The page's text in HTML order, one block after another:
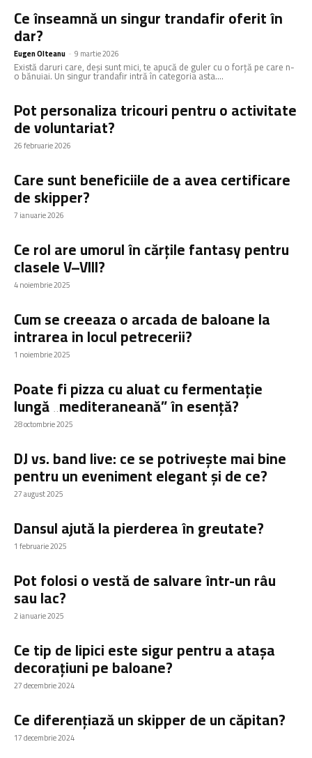
Ce înseamnă un singur trandafir oferit în
dar?
Eugen Olteanu - 9 martie 2026
Există daruri care, deși sunt mici, te apucă de guler cu o forță pe care n-
o bănuiai. Un singur trandafir intră în categoria asta....
Pot personaliza tricouri pentru o activitate
de voluntariat?
26 februarie 2026
Care sunt beneficiile de a avea certificare
de skipper?
7 ianuarie 2026
Ce rol are umorul în cărțile fantasy pentru
clasele V–VIII?
4 noiembrie 2025
Cum se creeaza o arcada de baloane la
intrarea in locul petrecerii?
1 noiembrie 2025
Poate fi pizza cu aluat cu fermentație
lungă „mediteraneană” în esență?
28 octombrie 2025
DJ vs. band live: ce se potrivește mai bine
pentru un eveniment elegant și de ce?
27 august 2025
Dansul ajută la pierderea în greutate?
1 februarie 2025
Pot folosi o vestă de salvare într-un râu
sau lac?
2 ianuarie 2025
Ce tip de lipici este sigur pentru a atașa
decorațiuni pe baloane?
27 decembrie 2024
Ce diferențiază un skipper de un căpitan?
17 decembrie 2024